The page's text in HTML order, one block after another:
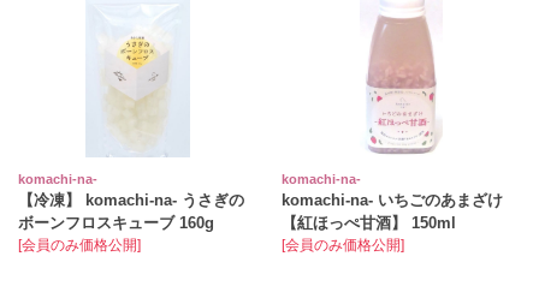
komachi‐na‐
【冷凍】 komachi‐na‐ うさぎの
ボーンフロスキューブ 160g
[会員のみ価格公開]
komachi‐na‐
komachi‐na‐ いちごのあまざけ
【紅ほっぺ甘酒】 150ml
[会員のみ価格公開]